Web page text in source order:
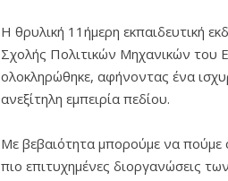
Η θρυλική 11ήμερη εκπαιδευτική
Σχολής Πολιτικών Μηχανικών
ολοκληρώθηκε, αφήνοντας ένα
ανεξίτηλη εμπειρία πεδίου.
Με βεβαιότητα μπορούμε να πούμε
πιο επιτυχημένες διοργανώσεις